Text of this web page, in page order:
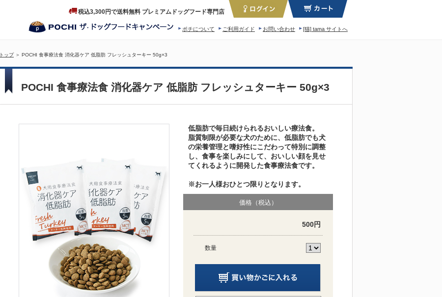
税込3,300円で送料無料 プレミアムドッグフード専門店
[猫] tama サイトへ
お問い合わせ
ご利用ガイド
ポチについて
トップ＞ POCHI 食事療法食 消化器ケア 低脂肪 フレッシュターキー 50g×3
POCHI 食事療法食 消化器ケア 低脂肪 フレッシュターキー 50g×3
低脂肪で毎日続けられるおいしい療法食。
脂質制限が必要な犬のために、低脂肪でも犬
の栄養管理と嗜好性にこだわって特別に調整
し、食事を楽しみにして、おいしい顔を見せ
てくれるように開発した食事療法食です。
※お一人様おひとつ限りとなります。
価格（税込）
500円
数量